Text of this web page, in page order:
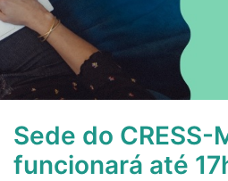
Sede do CRESS-
funcionará até